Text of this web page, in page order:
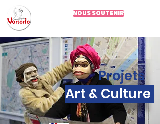
NOUS SOUTENIR
Projets
Art & Culture